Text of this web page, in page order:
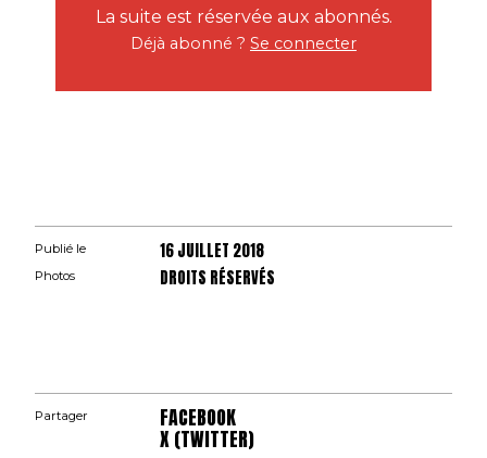
La suite est réservée aux abonnés.
Déjà abonné ? Se connecter
Publié le 16 JUILLET 2018
Photos DROITS RÉSERVÉS
Partager FACEBOOK
X (TWITTER)